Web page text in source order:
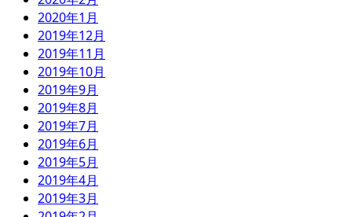
2020年1月
2019年12月
2019年11月
2019年10月
2019年9月
2019年8月
2019年7月
2019年6月
2019年5月
2019年4月
2019年3月